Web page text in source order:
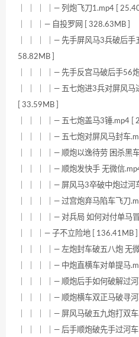
｜ ｜ ｜ ｜— 列炮飞刀1.mp4 [
｜ ｜ ｜— 自投罗网 [ 328.63MB ]
｜ ｜ ｜ ｜— 先手屏风马3兵破后手
58.82MB ]
｜ ｜ ｜ ｜— 先手反宫马破后手56
｜ ｜ ｜ ｜— 五七炮进3兵对屏风
[ 33.59MB ]
｜ ｜ ｜ ｜— 五七炮盖马3锤.mp4 [
｜ ｜ ｜ ｜— 五七炮对屏风马封车
｜ ｜ ｜ ｜— 顺炮以逸待劳 困杀黑
｜ ｜ ｜ ｜— 顺炮发快手 无微信
｜ ｜ ｜ ｜— 屏风马3卒破中炮过河
｜ ｜ ｜ ｜— 过宫炮弃马陷车飞刀
｜ ｜ ｜ ｜— 对兵局 如何对付单马
｜ ｜ ｜— 子不立险地 [ 136.41MB ]
｜ ｜ ｜ ｜— 左炮封车破五八炮 无
｜ ｜ ｜ ｜— 中炮直横车对单提马
｜ ｜ ｜ ｜— 顺炮后手如何破解过
｜ ｜ ｜ ｜— 顺炮横车双正马破寻
｜ ｜ ｜ ｜— 屏风马破五九炮打双
｜ ｜ ｜ ｜— 后手顺炮破先手过河